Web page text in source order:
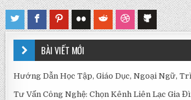
BÀI VIẾT MỚI
Hướng Dẫn Học Tập, Giáo Dục, Ngoại Ngữ,
Tư Vấn Công Nghệ: Chọn Kênh Liên Lạc Gia